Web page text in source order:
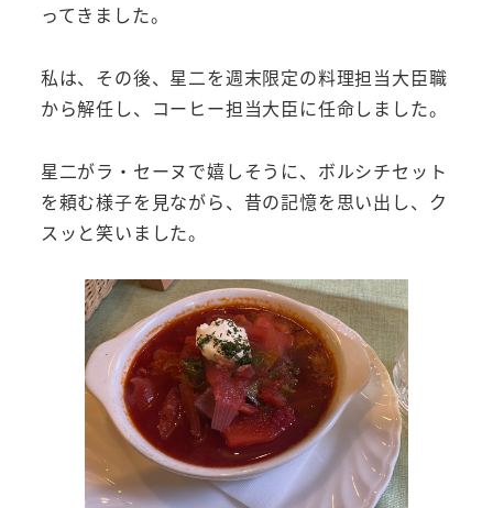
ってきました。
私は、その後、星二を週末限定の料理担当大臣職
から解任し、コーヒー担当大臣に任命しました。
星二がラ・セーヌで嬉しそうに、ボルシチセット
を頼む様子を見ながら、昔の記憶を思い出し、ク
スッと笑いました。